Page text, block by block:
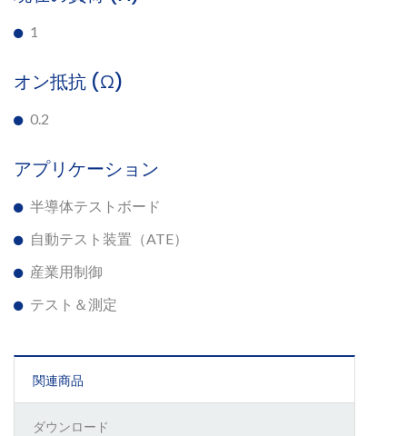
1
オン抵抗 (Ω)
0.2
アプリケーション
半導体テストボード
自動テスト装置（ATE）
産業用制御
テスト＆測定
関連商品
ダウンロード